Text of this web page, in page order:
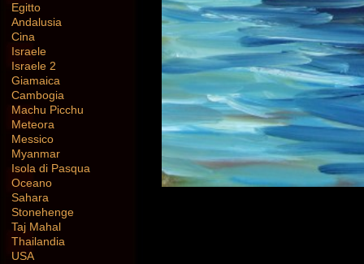
Egitto
Andalusia
Cina
Israele
Israele 2
Giamaica
Cambogia
Machu Picchu
Meteora
Messico
Myanmar
Isola di Pasqua
Oceano
Sahara
Stonehenge
Taj Mahal
Thailandia
USA